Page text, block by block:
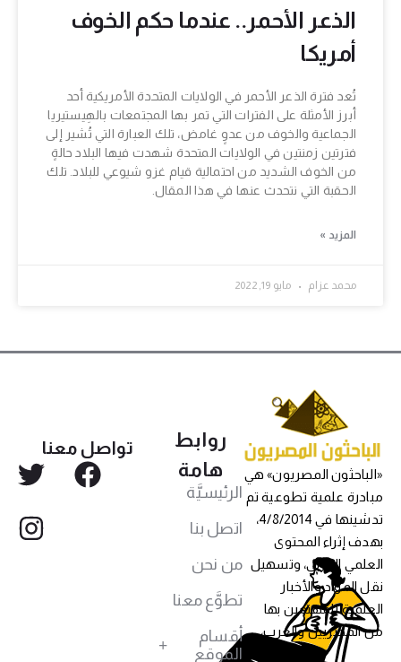
الذعر الأحمر.. عندما حكم الخوف
أمريكا
تُعد فترة الذعر الأحمر في الولايات المتحدة الأمريكية أحد
أبرز الأمثلة على الفترات التي تمر بها المجتمعات بالهِيستيريا
الجماعية والخوف من عدوٍ غامض، تلك العبارة التي تُشير إلى
فترتين زمنتين في الولايات المتحدة شهدت فيها البلاد حالةٍ
من الخوف الشديد من احتمالية قيام غزو شيوعي للبلاد. تلك
الحقبة التي نتحدث عنها في هذا المقال.
المزيد »
محمد عزام مايو 19, 2022
«الباحثون المصريون» هي
مبادرة علمية تطوعية تم
تدشينها في 4/8/2014،
بهدف إثراء المحتوى
العلمي العربي، وتسهيل
نقل المواد والأخبار
العلمية للمهتمين بها
من المصريين والعرب،
روابط
هامة
الرئيسيَّة
اتصل بنا
من نحن
تطوَّع معنا
أقسام
الموقع
تواصل معنا